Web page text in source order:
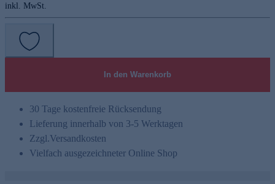
inkl. MwSt.
In den Warenkorb
30 Tage kostenfreie Rücksendung
Lieferung innerhalb von 3-5 Werktagen
Zzgl.Versandkosten
Vielfach ausgezeichneter Online Shop